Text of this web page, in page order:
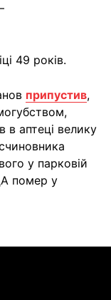
49 років.
припустив,
в аптеці велику
у парковій
помер у